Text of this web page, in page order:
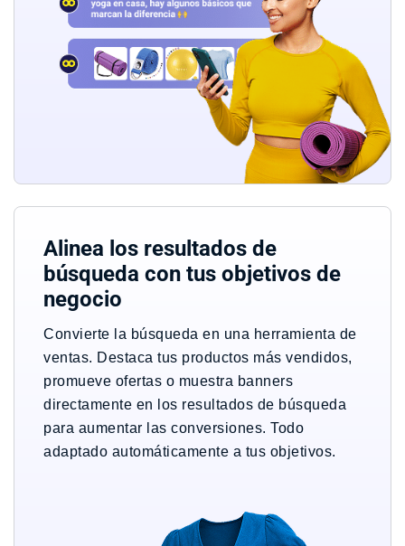
Alinea los resultados de
búsqueda con tus objetivos de
negocio
Convierte la búsqueda en una herramienta de
ventas. Destaca tus productos más vendidos,
promueve ofertas o muestra banners
directamente en los resultados de búsqueda
para aumentar las conversiones. Todo
adaptado automáticamente a tus objetivos.